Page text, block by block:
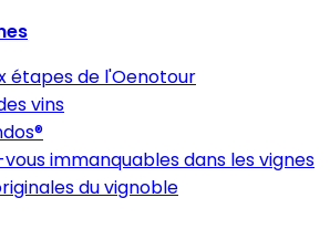
étapes de l'Oenotour
vins
immanquables dans les vignes
du vignoble